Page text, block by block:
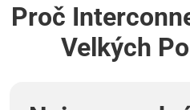
Proč
Velkých